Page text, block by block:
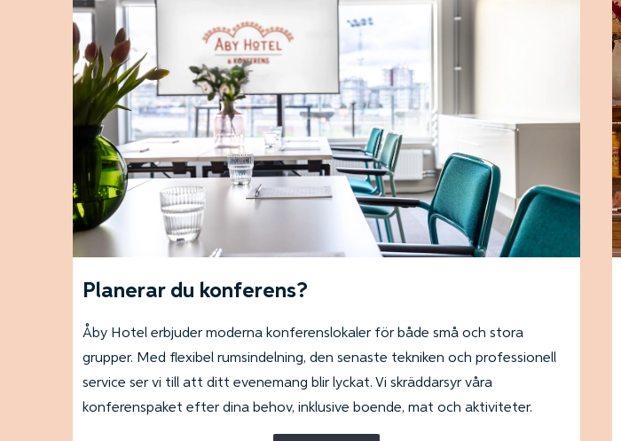
Planerar du konferens?
Åby Hotel erbjuder moderna konferenslokaler för både små och stora
grupper. Med flexibel rumsindelning, den senaste tekniken och professionell
service ser vi till att ditt evenemang blir lyckat. Vi skräddarsyr våra
konferenspaket efter dina behov, inklusive boende, mat och aktiviteter.